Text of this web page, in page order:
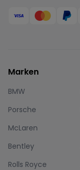
Marken
BMW
Porsche
McLaren
Bentley
Rolls Royce